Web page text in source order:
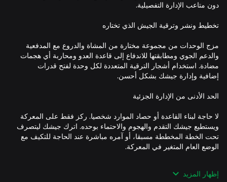
مزج الوحدات من مجموعة مختارة من المشاة والدروع مع المدفعية
والدعم الجوي ومطابقتها للاندفاع إلى قاعدة العدو ومحاربة أي هجمات
مضادة. استخدام أشجار الترقية المتعددة لكل وحدة لفتح قدرات
لا حاجة لبناء القاعدة أو حصاد الموارد شخصيا. ركز فقط على المعركة
ويستطيع جيشك التقدم والهجوم والاحتماء بوحده. اترك جيشك ليتصرف
تحت الخطة المخططة مسبقا، أو آمره مباشرة عند الحاجة للتكيف مع
إظهار المزيد